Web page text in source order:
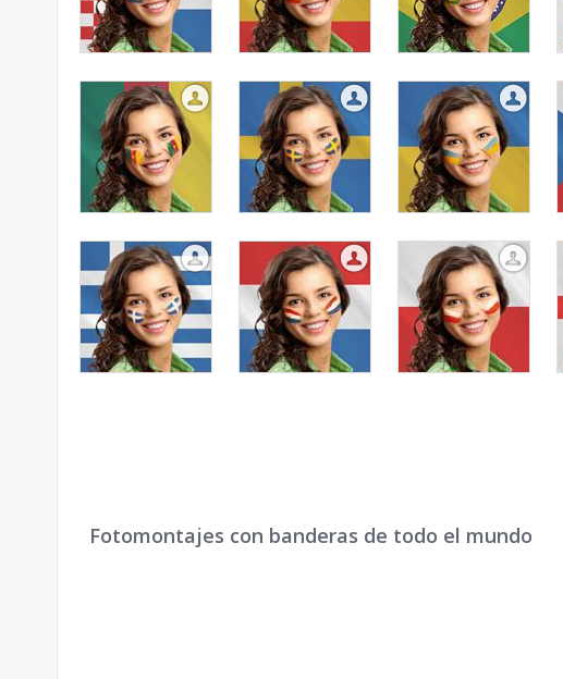
Fotomontajes con banderas de todo el mundo